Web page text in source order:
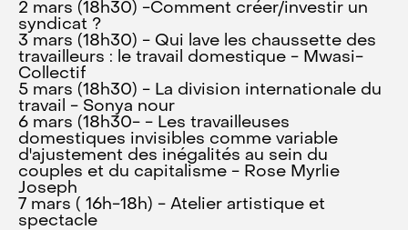
2 mars (18h30) -Comment créer/investir un
syndicat ?
3 mars (18h30) - Qui lave les chaussette des
travailleurs : le travail domestique - Mwasi-
Collectif
5 mars (18h30) - La division internationale du
travail - Sonya nour
6 mars (18h30- - Les travailleuses
domestiques invisibles comme variable
d'ajustement des inégalités au sein du
couples et du capitalisme - Rose Myrlie
Joseph
7 mars ( 16h-18h) - Atelier artistique et
spectacle